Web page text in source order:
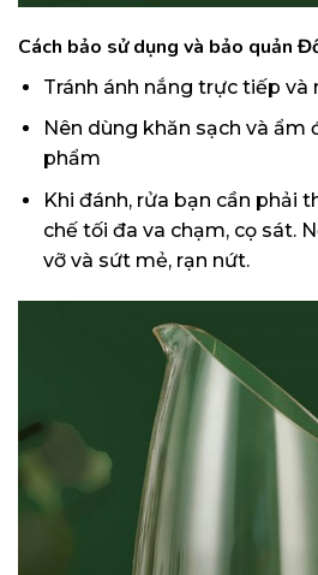
Cách bảo sử dụng và bảo quản
Tránh ánh nắng trực tiếp và
Nên dùng khăn sạch và ẩm
phẩm
Khi đánh, rửa bạn cần phải
chế tối đa va chạm, cọ sát.
vỡ và sứt mẻ, rạn nứt.